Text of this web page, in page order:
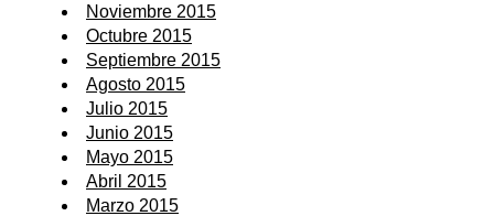
Noviembre 2015
Octubre 2015
Septiembre 2015
Agosto 2015
Julio 2015
Junio 2015
Mayo 2015
Abril 2015
Marzo 2015